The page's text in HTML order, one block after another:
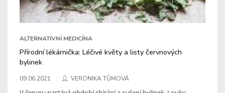
ALTERNATIVNÍ MEDICÍNA
Přírodní lékárnička: Léčivé květy a listy červnových
bylinek
09.06.2021 VERONIKA TŮMOVÁ